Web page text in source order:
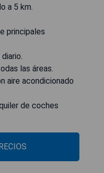
a 5 km.
principales
las áreas.
aire acondicionado
de coches